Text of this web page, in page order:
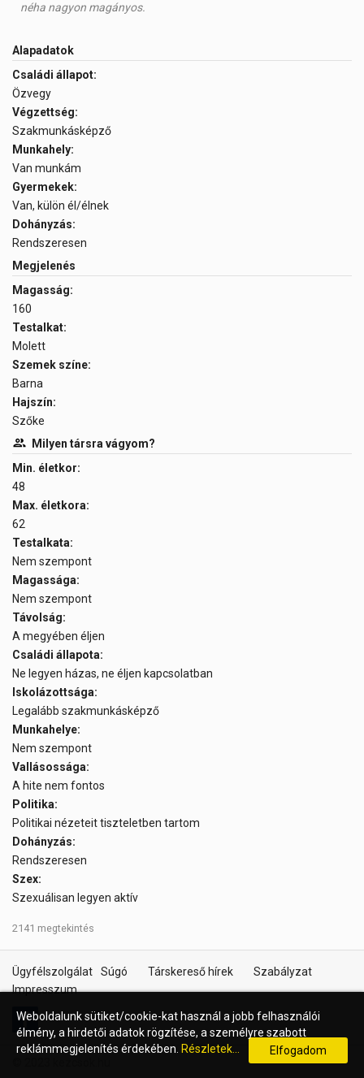
néha nagyon magányos.
Alapadatok
Családi állapot:
Özvegy
Végzettség:
Szakmunkásképző
Munkahely:
Van munkám
Gyermekek:
Van, külön él/élnek
Dohányzás:
Rendszeresen
Megjelenés
Magasság:
160
Testalkat:
Molett
Szemek színe:
Barna
Hajszín:
Szőke
Milyen társra vágyom?
Min. életkor:
48
Max. életkora:
62
Testalkata:
Nem szempont
Magassága:
Nem szempont
Távolság:
A megyében éljen
Családi állapota:
Ne legyen házas, ne éljen kapcsolatban
Iskolázottsága:
Legalább szakmunkásképző
Munkahelye:
Nem szempont
Vallásossága:
A hite nem fontos
Politika:
Politikai nézeteit tiszteletben tartom
Dohányzás:
Rendszeresen
Szex:
Szexuálisan legyen aktív
2141 megtekintés
Ügyfélszolgálat Súgó Társkereső hírek
Szabályzat
Impresszum
Weboldalunk sütiket/cookie-kat használ a jobb felhasználói
élmény, a hirdetői adatok rögzítése, a személyre szabott
reklámmegjelenítés érdekében. Részletek... Elfogadom